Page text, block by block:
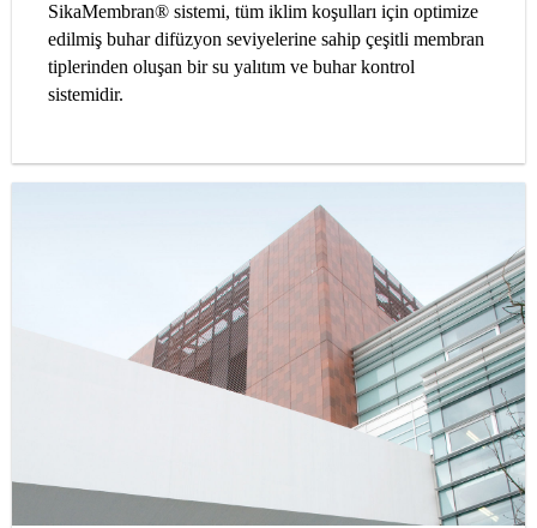
SikaMembran® sistemi, tüm iklim koşulları için optimize
edilmiş buhar difüzyon seviyelerine sahip çeşitli membran
tiplerinden oluşan bir su yalıtım ve buhar kontrol
sistemidir.